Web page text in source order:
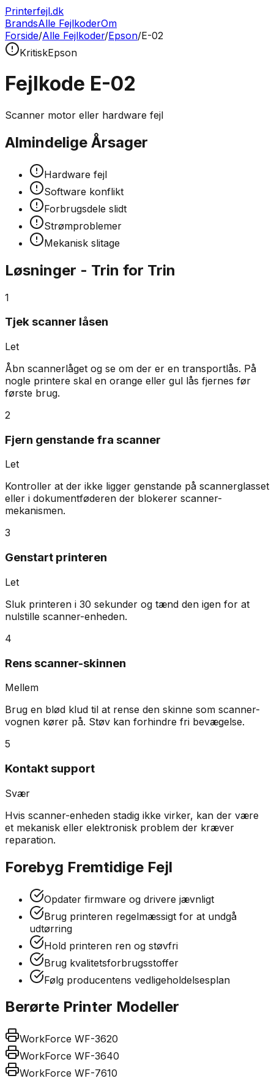
Printerfejl.dk
BrandsAlle FejlkoderOm
Forside/Alle Fejlkoder/Epson/E-02
KritiskEpson
Fejlkode E-02
Scanner motor eller hardware fejl
Almindelige Årsager
Hardware fejl
Software konflikt
Forbrugsdele slidt
Strømproblemer
Mekanisk slitage
Løsninger - Trin for Trin
1
Tjek scanner låsen
Let
Åbn scannerlåget og se om der er en transportlås. På
nogle printere skal en orange eller gul lås fjernes før
første brug.
2
Fjern genstande fra scanner
Let
Kontroller at der ikke ligger genstande på scannerglasset
eller i dokumentføderen der blokerer scanner-
mekanismen.
3
Genstart printeren
Let
Sluk printeren i 30 sekunder og tænd den igen for at
nulstille scanner-enheden.
4
Rens scanner-skinnen
Mellem
Brug en blød klud til at rense den skinne som scanner-
vognen kører på. Støv kan forhindre fri bevægelse.
5
Kontakt support
Svær
Hvis scanner-enheden stadig ikke virker, kan der være
et mekanisk eller elektronisk problem der kræver
reparation.
Forebyg Fremtidige Fejl
Opdater firmware og drivere jævnligt
Brug printeren regelmæssigt for at undgå
udtørring
Hold printeren ren og støvfri
Brug kvalitetsforbrugsstoffer
Følg producentens vedligeholdelsesplan
Berørte Printer Modeller
WorkForce WF-3620
WorkForce WF-3640
WorkForce WF-7610